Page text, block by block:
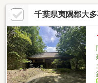
で４分☆ いなげや大多喜店ま
千葉県夷隅郡大